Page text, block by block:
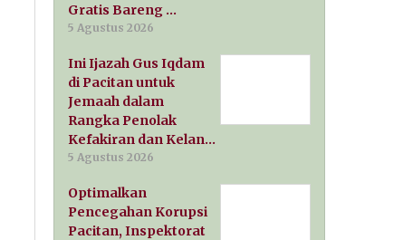
Gratis Bareng …
5 Agustus 2026
Ini Ijazah Gus Iqdam
di Pacitan untuk
Jemaah dalam
Rangka Penolak
Kefakiran dan Kelan…
5 Agustus 2026
Optimalkan
Pencegahan Korupsi
Pacitan, Inspektorat